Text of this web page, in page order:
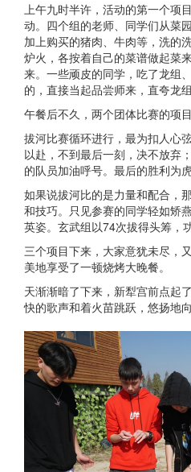
上午九时半许，活动的第一个项
动。四个组的老师、同学们从菜
加上购买的猪肉、牛肉等，洗的
炉火，各按着自己的菜谱做起菜
来。一些顽皮的同学，吃了龙组
的，直接当起品尝师来，直夸龙
午餐后不久，两个团体比赛的项目
拔河比赛循环进行，最为扣人心
以赴，不到最后一刻，决不放弃
的队员加油呼号。最后的胜利为
如果说拔河比的是力量和配合，
和技巧。只见参赛的同学轻如矫
英姿。玄武组以74次拔得头筹，
三个项目下来，大家意犹未尽，
美地享受了一顿烧烤大晚餐。
天渐渐暗了下来，新犁宫前点起
快的歌声和着火苗跳跃，悠扬地